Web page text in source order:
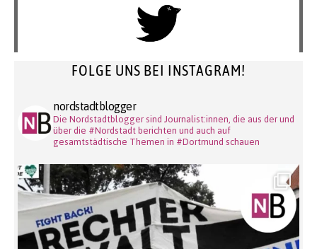
FOLGE UNS BEI INSTAGRAM!
nordstadtblogger
Die Nordstadtblogger sind Journalist:innen, die aus der und
über die #Nordstadt berichten und auch auf
gesamtstädtische Themen in #Dortmund schauen